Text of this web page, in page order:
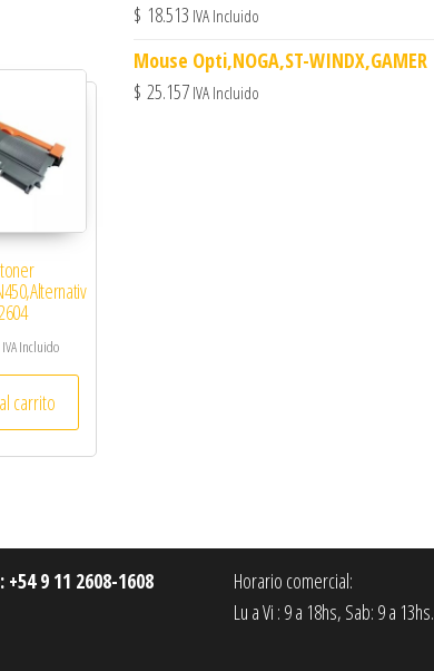
IVA Incluido
carrito
$ 18.513 IVA Incluido
Mouse Opti,NOGA,ST-WINDX,GAMER
$ 25.157 IVA Incluido
9 11 2608-1608
Horario comercial:
Lu a Vi : 9 a 18hs, Sab: 9 a 13hs.